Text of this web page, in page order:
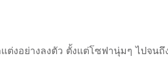
ต่งอย่างลงตัว ตั้งแต่โซฟานุ่มๆ ไปจ